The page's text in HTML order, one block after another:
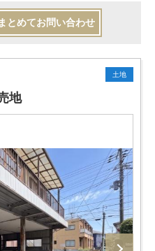
まとめてお問い合わせ
土地
地